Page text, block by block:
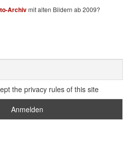
Archivmit alten Bildern ab 2009?
the privacy rules of this site